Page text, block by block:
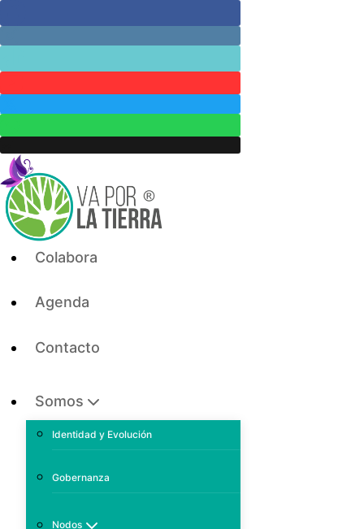
to
Colabora
Agenda
Contacto
Somos
Identidad y Evolución
Gobernanza
Nodos